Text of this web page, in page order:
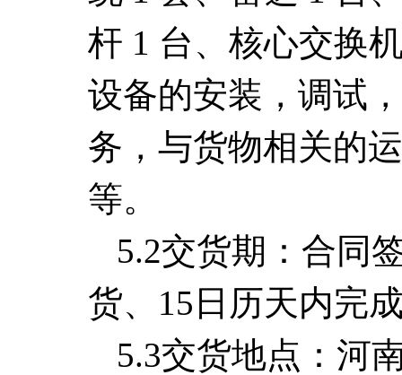
杆 1 台、核心交换
设备的安装，调试
务，与货物相关的
等。
5.2交货期： 合同
货、 15 日历天内完
5.3交货地点：河